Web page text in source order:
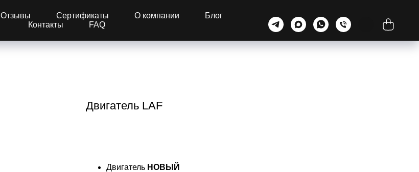
Отзывы Сертификаты О компании
Блог
Контакты
FAQ
Двигатель LAF
Двигатель НОВЫЙ